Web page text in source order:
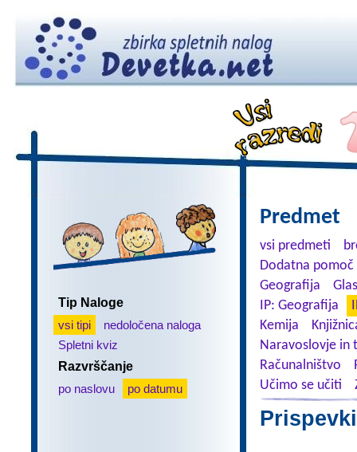
Tip Naloge
vsi tipi
nedoločena naloga
Spletni kviz
Razvrščanje
po naslovu
po datumu
Predmet
vsi predmeti
Dodatna
Geografija
IP: Geografija
Kemija
Naravoslovje in
Računalništvo
Učimo se učiti